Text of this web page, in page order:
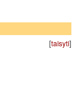
[taisyti]